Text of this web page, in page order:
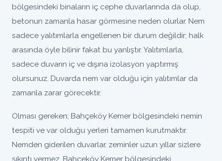
bölgesindeki binaların iç cephe duvarlarında da olup,
betonun zamanla hasar görmesine neden olurlar. Nem
sadece yalıtımlarla engellenen bir durum değildir; halk
arasında öyle bilinir fakat bu yanlıştır. Yalıtımlarla,
sadece duvarın iç ve dışına izolasyon yaptırmış
olursunuz. Duvarda nem var olduğu için yalıtımlar da
zamanla zarar görecektir.
Olması gereken; Bahçeköy Kemer bölgesindeki nemin
tespiti ve var olduğu yerleri tamamen kurutmaktır.
Nemden giderilen duvarlar, zeminler uzun yıllar sizlere
sıkıntı vermez, Bahçeköy Kemer bölgesindeki